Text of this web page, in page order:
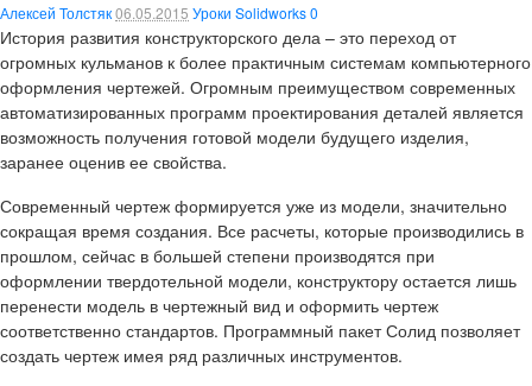
Алексей Толстяк06.05.2015 Уроки Solidworks0
История развития конструкторского дела – это переход от
огромных кульманов к более практичным системам компьютерного
оформления чертежей. Огромным преимуществом современных
автоматизированных программ проектирования деталей является
возможность получения готовой модели будущего изделия,
заранее оценив ее свойства.
Современный чертеж формируется уже из модели, значительно
сокращая время создания. Все расчеты, которые производились в
прошлом, сейчас в большей степени производятся при
оформлении твердотельной модели, конструктору остается лишь
перенести модель в чертежный вид и оформить чертеж
соответственно стандартов. Программный пакет Солид позволяет
создать чертеж имея ряд различных инструментов.